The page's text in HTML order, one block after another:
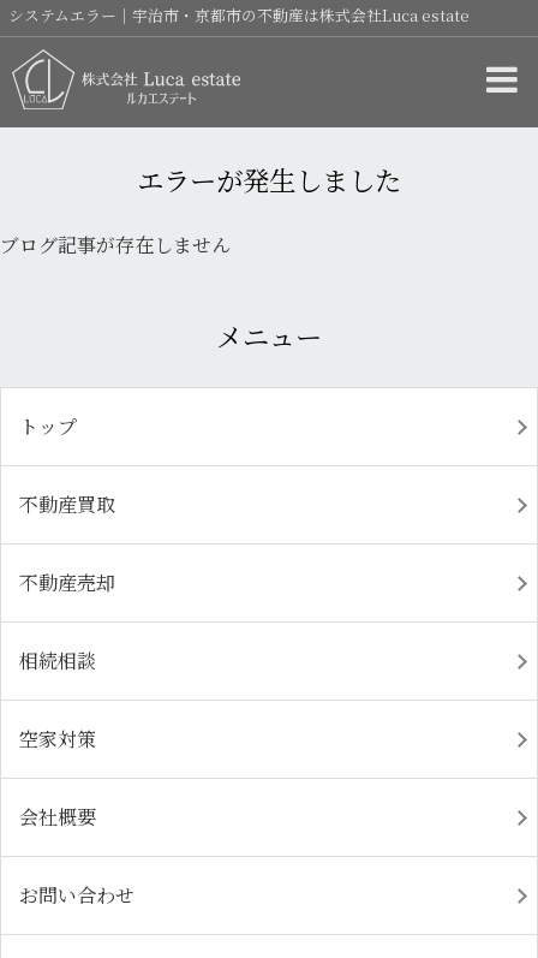
システムエラー｜宇治市・京都市の不動産は株式会社Luca estate
エラーが発生しました
ブログ記事が存在しません
メニュー
トップ
不動産買取
不動産売却
相続相談
空家対策
会社概要
お問い合わせ